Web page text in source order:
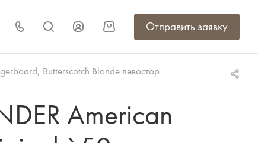
Отправить заявку
Butterscotch Blonde левостор
American